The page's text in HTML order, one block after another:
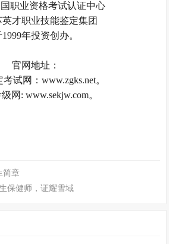
职业资格考试认证中心
英才职业技能鉴定集团
年投资创办。
官网地址：
试网：www.zgks.net。
网: www.sekjw.com。
简章
保健师，证耀雪域